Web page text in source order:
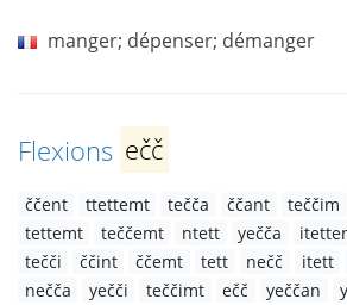
manger; dépenser; démanger
Flexions ečč
ččent ttettemt tečča ččant teččim
tettemt
teččemt ntett yečča
tečči
ččint ččemt tett nečč itett
nečča
yečči teččimt ečč yeččan